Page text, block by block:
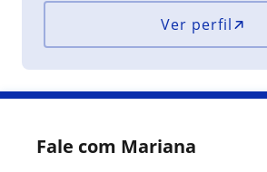
Ver perfil
Fale com Mariana